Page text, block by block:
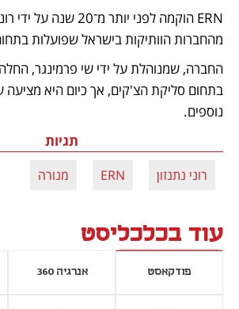
מהחברות הוותיקות בישראל שפועלות
נוספים.
תגיות
רוני נתנזון ERN מנורה
עוד בכלכליסט
פודקאסט אנרגיה 360